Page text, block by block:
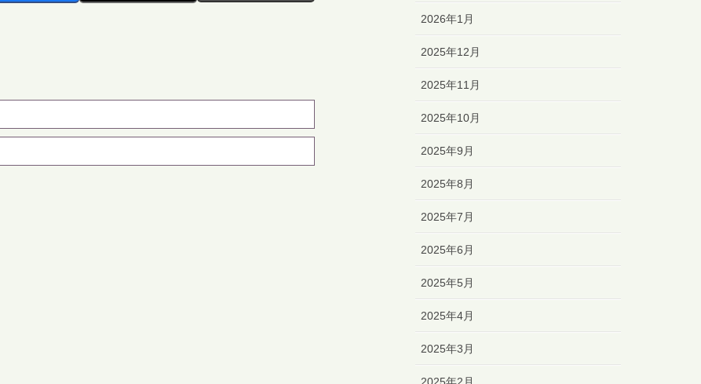
2026年1月
2025年12月
2025年11月
2025年10月
2025年9月
2025年8月
2025年7月
2025年6月
2025年5月
2025年4月
2025年3月